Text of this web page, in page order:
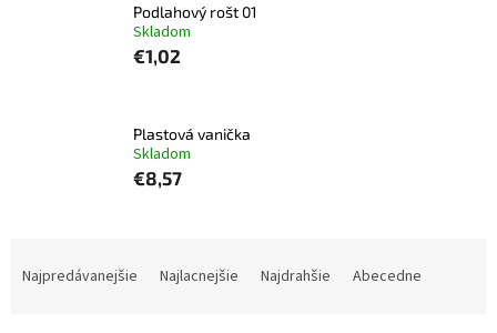
Podlahový rošt 01
Skladom
€1,02
Plastová vanička
Skladom
€8,57
Najpredávanejšie Najlacnejšie Najdrahšie Abecedne